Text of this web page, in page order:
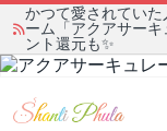
かつて愛されてい
ーム「アクアサー
ント還元も✨